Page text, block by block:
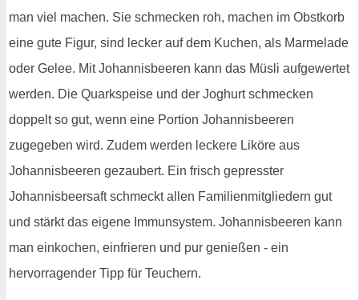
man viel machen. Sie schmecken roh, machen im Obstkorb
eine gute Figur, sind lecker auf dem Kuchen, als Marmelade
oder Gelee. Mit Johannisbeeren kann das Müsli aufgewertet
werden. Die Quarkspeise und der Joghurt schmecken
doppelt so gut, wenn eine Portion Johannisbeeren
zugegeben wird. Zudem werden leckere Liköre aus
Johannisbeeren gezaubert. Ein frisch gepresster
Johannisbeersaft schmeckt allen Familienmitgliedern gut
und stärkt das eigene Immunsystem. Johannisbeeren kann
man einkochen, einfrieren und pur genießen - ein
hervorragender Tipp für Teuchern.